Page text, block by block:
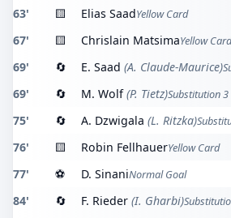
63' 🟨 Elias SaadYellow Card
67' 🟨 Chrislain MatsimaYellow Card
69' 🔄 E. Saad (A. Claude-Maurice)
69' 🔄 M. Wolf(P. Tietz)Substitution 3
75' 🔄 A. Dzwigala (L. Ritzka)
76' 🟨 Robin FellhauerYellow Card
77' ⚽ D. SinaniNormal Goal
84' 🔄 F. Rieder (I. Gharbi)